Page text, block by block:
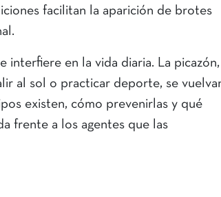
facilitan la aparición de brotes
interfiere en la vida diaria. La picazón,
al sol o practicar deporte, se
existen, cómo prevenirlas y qué
frente a los agentes que las